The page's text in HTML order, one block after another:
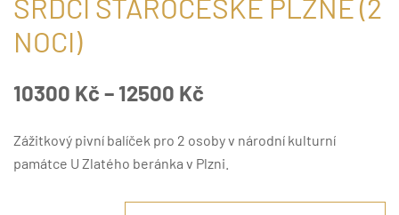
NOCI)
10300 Kč – 12500 Kč
10300 Kč
až
Zážitkový pivní balíček pro 2 osoby v národní kulturní
památce U Zlatého beránka v Plzni.